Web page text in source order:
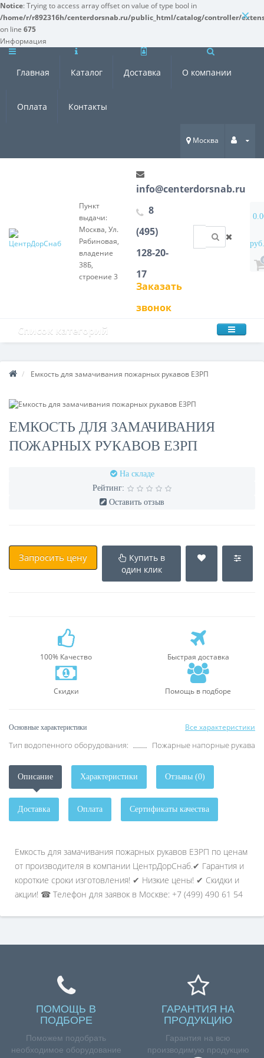
Notice: Trying to access array offset on value of type bool in
/home/r/r892316h/centerdorsnab.ru/public_html/catalog/controller/
on line 675
Информация
×
Главная Каталог Доставка О компании
Оплата Контакты
Москва
Пункт
выдачи:
Москва, Ул.
Рябиновая,
владение
38Б,
строение 3
info@centerdorsnab.ru
8
(495)
128-20-
17
Заказать
звонок
Список категорий
Емкость для замачивания пожарных рукавов ЕЗРП
ЕМКОСТЬ ДЛЯ ЗАМАЧИВАНИЯ
ПОЖАРНЫХ РУКАВОВ ЕЗРП
На складе
Рейтинг:
Оставить отзыв
Запросить цену
Купить в
один клик
100% Качество Быстрая доставка
Скидки Помощь в подборе
Основные характеристики Все характеристики
Тип водопенного оборудования: Пожарные напорные рукава
Описание Характеристики Отзывы (0)
Доставка Оплата Сертификаты качества
Емкость для замачивания пожарных рукавов ЕЗРП по ценам
от производителя в компании ЦентрДорСнаб.✔ Гарантия и
короткие сроки изготовления! ✔ Низкие цены! ✔ Скидки и
акции! ☎ Телефон для заявок в Москве: +7 (499) 490 61 54
ПОМОЩЬ В
ПОДБОРЕ
Поможем подобрать
необходимое оборудование
ГАРАНТИЯ НА
ПРОДУКЦИЮ
Гарантия на всю
производимую продукцию